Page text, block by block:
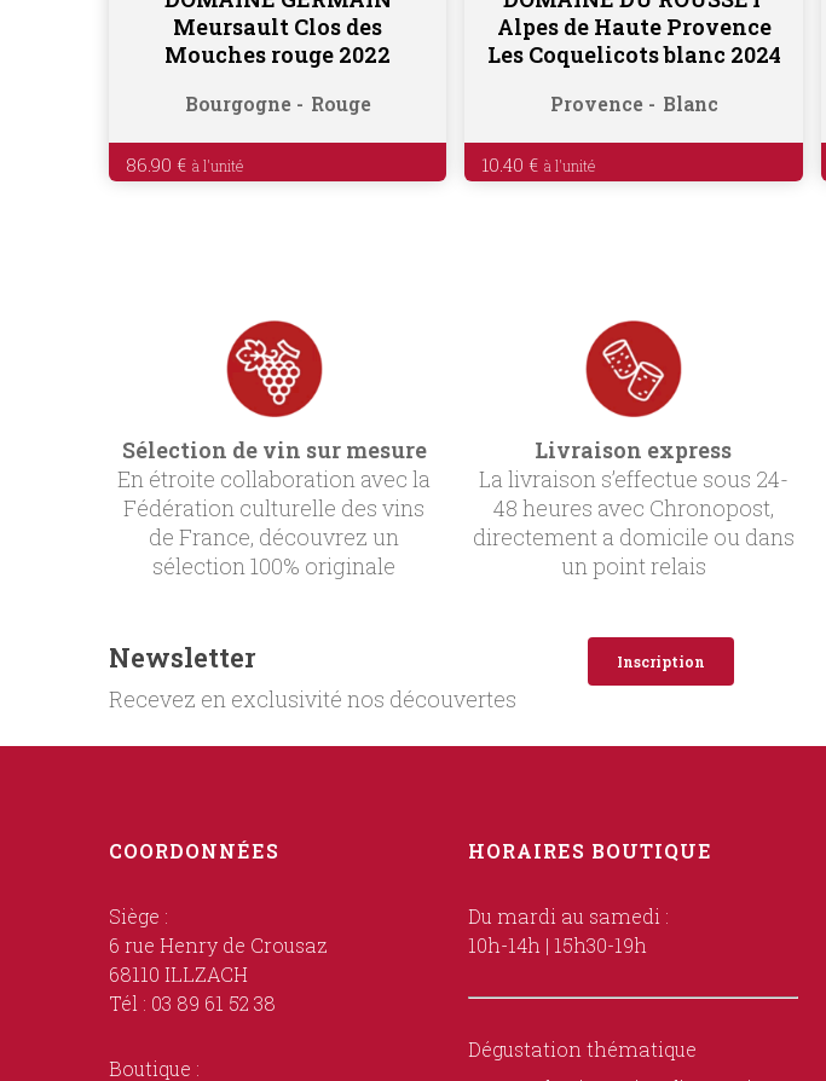
Meursault Clos des
Mouches rouge 2022
Bourgogne Rouge
86.90 €
Alpes de Haute Provence
Les Coquelicots blanc 2024
Provence Blanc
10.40 €
Sélection de vin sur mesure
En étroite collaboration avec la
Fédération culturelle des vins
de France, découvrez un
sélection 100% originale
Livraison express
La livraison s’effectue sous 24-
48 heures avec Chronopost,
directement a domicile ou dans
un point relais
Newsletter
Recevez en exclusivité nos découvertes
Inscription
COORDONNÉES
Siège :
6 rue Henry de Crousaz
68110 ILLZACH
Tél : 03 89 61 52 38
Boutique :
HORAIRES BOUTIQUE
Du mardi au samedi :
10h-14h | 15h30-19h
Dégustation thématique